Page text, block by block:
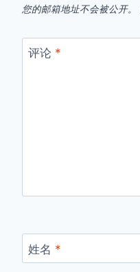
您的邮箱地址不会被公开。
评论 *
姓名 *